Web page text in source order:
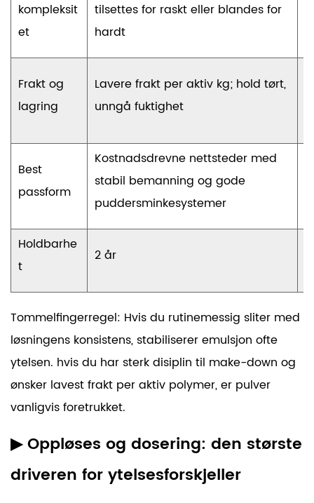
kompleksit
et
tilsettes for raskt eller blandes for
hardt
Frakt og
lagring
Lavere frakt per aktiv kg; hold tørt,
unngå fuktighet
Best
passform
Kostnadsdrevne nettsteder med
stabil bemanning og gode
puddersminkesystemer
Holdbarhe
t
2 år
Tommelfingerregel: Hvis du rutinemessig sliter med
løsningens konsistens, stabiliserer emulsjon ofte
ytelsen. hvis du har sterk disiplin til make-down og
ønsker lavest frakt per aktiv polymer, er pulver
vanligvis foretrukket.
▶Oppløses og dosering: den største
driveren for ytelsesforskjeller